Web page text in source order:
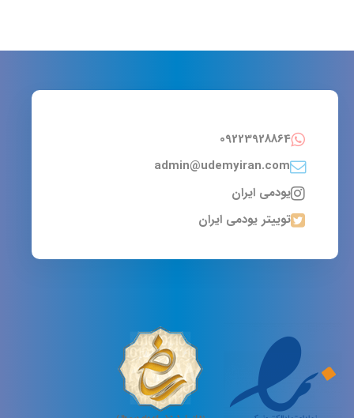
09223928864
admin@udemyiran.com
یودمی ایران
توییتر یودمی ایران